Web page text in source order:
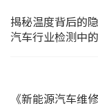
揭秘温度背后的
汽车行业检测中
《新能源汽车维